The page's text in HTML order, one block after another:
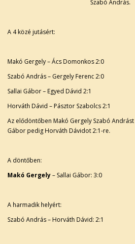
Szabó András.
A 4 közé jutásért:
Makó Gergely – Ács Domonkos 2:0
Szabó András – Gergely Ferenc 2:0
Sallai Gábor – Egyed Dávid 2:1
Horváth Dávid – Pásztor Szabolcs 2:1
Az elődöntőben Makó Gergely Szabó Andrást
Gábor pedig Horváth Dávidot 2:1-re.
A döntőben:
Makó Gergely– Sallai Gábor: 3:0
A harmadik helyért:
Szabó András – Horváth Dávid: 2:1